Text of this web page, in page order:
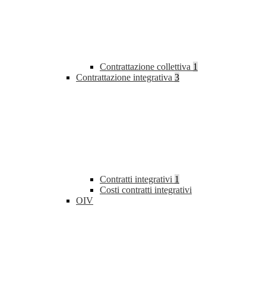
Contrattazione collettiva 1
Contrattazione integrativa 3
Contratti integrativi 1
Costi contratti integrativi
OIV